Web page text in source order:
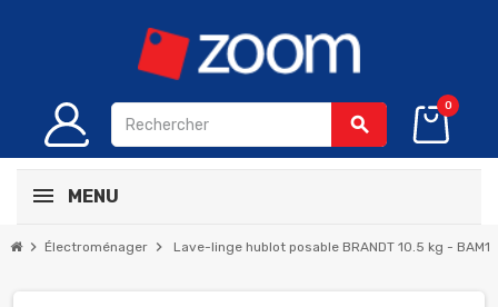
search
0
MENU
chevron_right Électroménager chevron_right Lave-linge hublot posable BRANDT 10.5 kg -